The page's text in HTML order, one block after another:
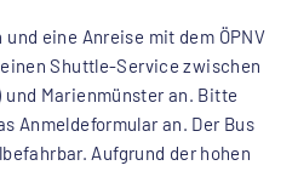
eine Anreise mit dem ÖPNV
Shuttle-Service zwischen
Marienmünster an. Bitte
Anmeldeformular an. Der Bus
Aufgrund der hohen